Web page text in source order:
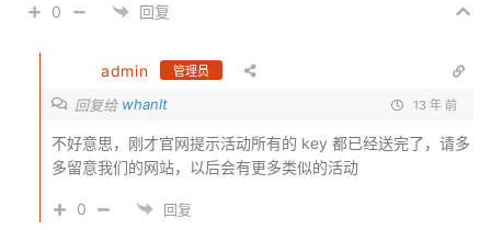
0 回复
admin 管理员
回复给 whanlt 13 年 前
不好意思，刚才官网提示活动所有的 key 都已经送完了，请多
多留意我们的网站，以后会有更多类似的活动
0 回复